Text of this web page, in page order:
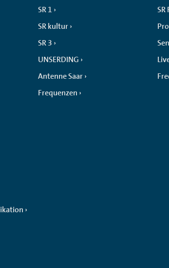
SR 1
SR kultur
SR 3
UNSERDING
Antenne Saar
Frequenzen
SR